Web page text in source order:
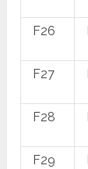
F26
F27
F28
F29